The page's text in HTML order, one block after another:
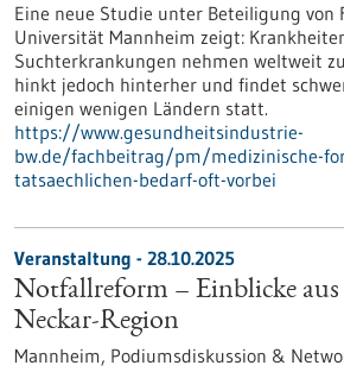
Eine neue Studie unter Beteiligung von
Universität Mannheim zeigt:
Suchterkrankungen nehmen weltweit
hinkt jedoch hinterher und findet
einigen wenigen Ländern statt.
https://www.gesundheitsindustrie-
bw.de/fachbeitrag/pm/medizinische-
tatsaechlichen-bedarf-oft-vorbei
Veranstaltung - 28.10.2025
Notfallreform – Einblicke aus
Neckar-Region
Mannheim, Podiumsdiskussion &